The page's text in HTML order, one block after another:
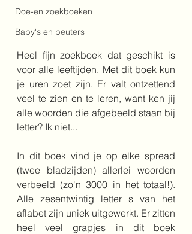
Doe-en zoekboeken
Baby's en peuters
Heel fijn zoekboek dat geschikt is
voor alle leeftijden. Met dit boek kun
je uren zoet zijn. Er valt ontzettend
veel te zien en te leren, want ken jij
alle woorden die afgebeeld staan bij
letter? Ik niet...
In dit boek vind je op elke spread
(twee bladzijden) allerlei woorden
verbeeld (zo'n 3000 in het totaal!).
Alle zesentwintig letter s van het
aflabet zijn uniek uitgewerkt. Er zitten
heel veel grapjes in dit boek